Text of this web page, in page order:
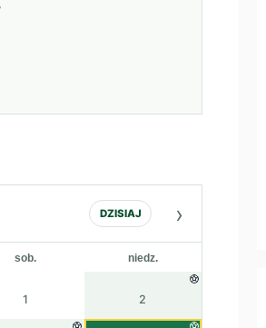
DZISIAJ ›
sob. niedz.
1 2